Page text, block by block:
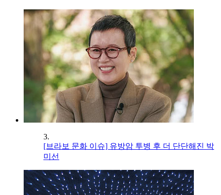
3.
[브라보 문화 이슈] 유방암 투병 후 더 단단해진 박
미선